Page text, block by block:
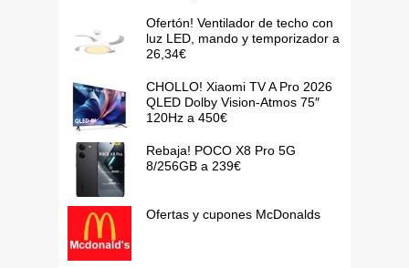
Ofertón! Ventilador de techo con
luz LED, mando y temporizador a
26,34€
CHOLLO! Xiaomi TV A Pro 2026
QLED Dolby Vision-Atmos 75″
120Hz a 450€
Rebaja! POCO X8 Pro 5G
8/256GB a 239€
Ofertas y cupones McDonalds